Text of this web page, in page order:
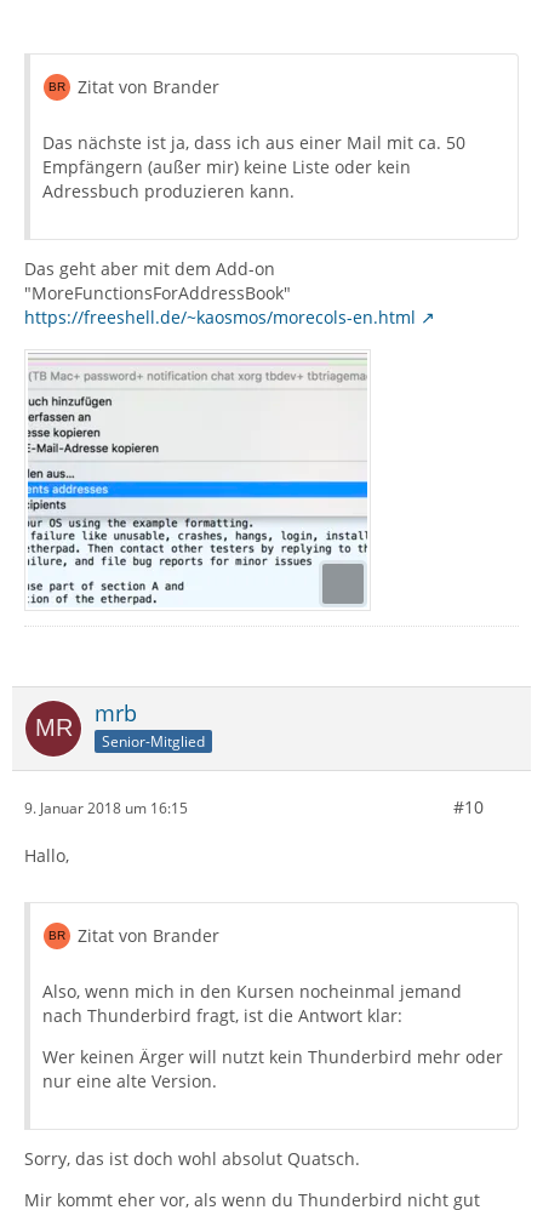
Zitat von Brander
Das nächste ist ja, dass ich aus einer Mail mit ca. 50
Empfängern (außer mir) keine Liste oder kein
Adressbuch produzieren kann.
Das geht aber mit dem Add-on
"MoreFunctionsForAddressBook"
https://freeshell.de/~kaosmos/morecols-en.html
mrb
Senior-Mitglied
9. Januar 2018 um 16:15 #10
Hallo,
Zitat von Brander
Also, wenn mich in den Kursen nocheinmal jemand
nach Thunderbird fragt, ist die Antwort klar:
Wer keinen Ärger will nutzt kein Thunderbird mehr oder
nur eine alte Version.
Sorry, das ist doch wohl absolut Quatsch.
Mir kommt eher vor, als wenn du Thunderbird nicht gut